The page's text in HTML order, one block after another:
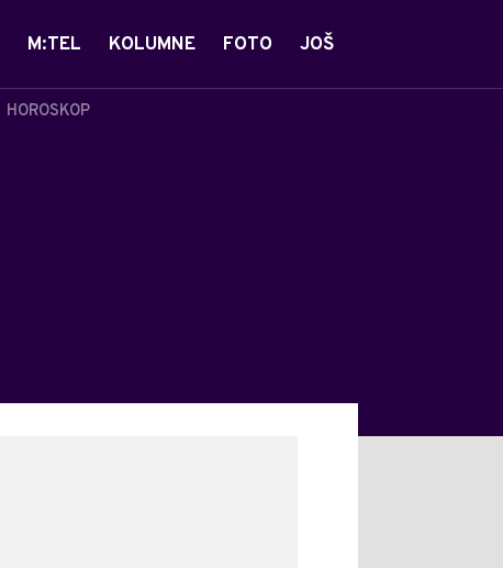
HOROSKOP
M:TEL KOLUMNE FOTO JOŠ